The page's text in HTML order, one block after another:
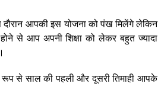
दौरान आपकी इस योजना को पंख मिलेंगे लेकिन
से आप अपनी शिक्षा को लेकर बहुत ज्यादा
से साल की पहली और दूसरी तिमाही आपके